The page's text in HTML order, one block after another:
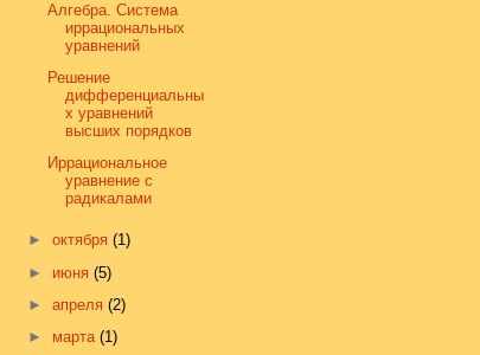
Алгебра. Система
иррациональных
уравнений
Решение
дифференциальны
х уравнений
высших порядков
Иррациональное
уравнение с
радикалами
►октября(1)
► июня(5)
►апреля(2)
► марта(1)